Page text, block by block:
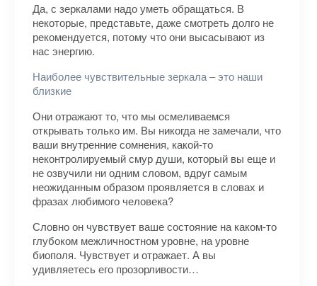
Да, с зеркалами надо уметь обращаться. В
некоторые, представьте, даже смотреть долго не
рекомендуется, потому что они высасывают из
нас энергию.
Наиболее чувствительные зеркала – это наши
близкие
Они отражают то, что мы осмеливаемся
открывать только им. Вы никогда не замечали, что
ваши внутренние сомнения, какой-то
неконтролируемый смур души, который вы еще и
не озвучили ни одним словом, вдруг самым
неожиданным образом проявляется в словах и
фразах любимого человека?
Словно он чувствует ваше состояние на каком-то
глубоком межличностном уровне, на уровне
биополя. Чувствует и отражает. А вы
удивляетесь его прозорливости…